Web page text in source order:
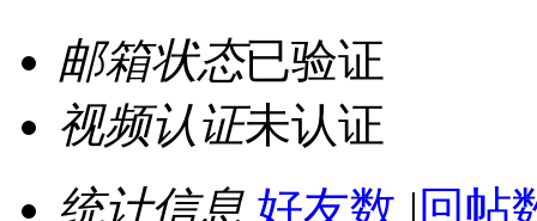
邮箱状态已验证
视频认证未认证
统计信息 好友数 | 回帖